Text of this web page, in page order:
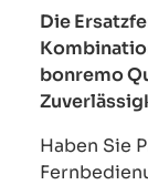
Die
bonremo
Haben Sie